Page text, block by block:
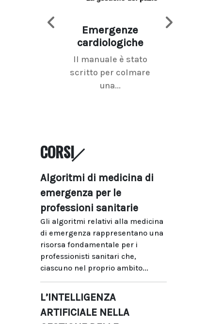
Emergenze
cardiologiche
Il manuale è stato
scritto per colmare
una...
CORSI
Algoritmi di medicina di
emergenza per le
professioni sanitarie
Gli algoritmi relativi alla medicina
di emergenza rappresentano una
risorsa fondamentale per i
professionisti sanitari che,
ciascuno nel proprio ambito...
L’INTELLIGENZA
ARTIFICIALE NELLA